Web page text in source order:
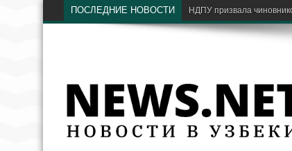
ПОСЛЕДНИЕ НОВОСТИ